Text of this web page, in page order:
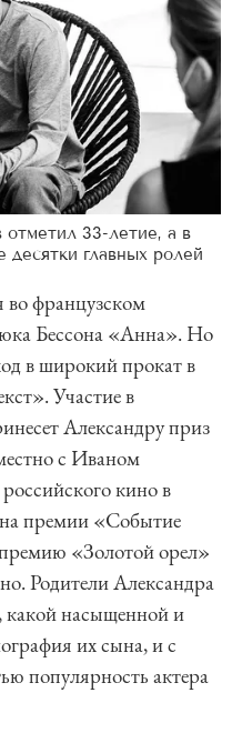
отметил 33-летие, а в
десятки главных ролей
во французском
Бессона «Анна». Но
в широкий прокат в
Участие в
Александру приз
с Иваном
кино в
премии «Событие
«Золотой орел»
Родители Александра
какой насыщенной и
их сына, и с
популярность актера